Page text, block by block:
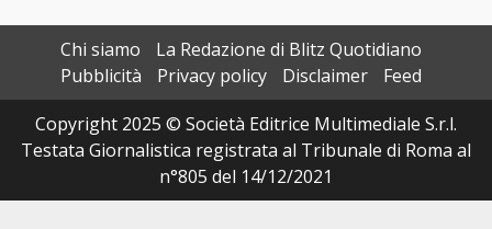
Chi siamo
La Redazione di Blitz Quotidiano
Pubblicità
Privacy policy Disclaimer
Feed
Copyright 2025 © Società Editrice Multimediale S.r.l.
Testata Giornalistica registrata al Tribunale di Roma al
n°805 del 14/12/2021